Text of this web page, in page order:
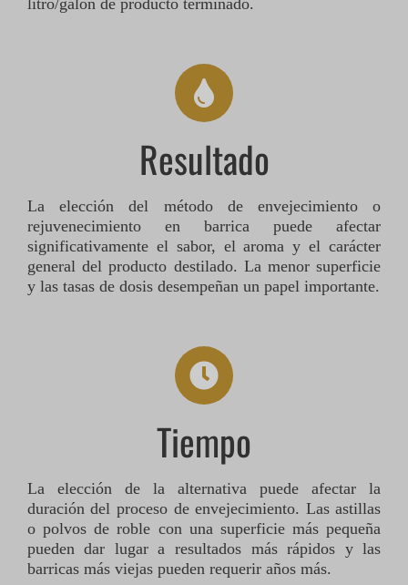
Resultado
La elección del método de envejecimiento o
rejuvenecimiento en barrica puede afectar
significativamente el sabor, el aroma y el carácter
general del producto destilado. La menor superficie
y las tasas de dosis desempeñan un papel importante.
Tiempo
La elección de la alternativa puede afectar la
duración del proceso de envejecimiento. Las astillas
o polvos de roble con una superficie más pequeña
pueden dar lugar a resultados más rápidos y las
barricas más viejas pueden requerir años más.